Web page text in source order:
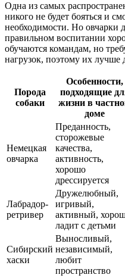
Одна из самых
никого не будет бояться и
необходимости. Но
правильном воспитании
обучаются командам, но
нагрузок, поэтому их лучше
Порода
собаки
Особенности,
подходящие
жизни в
доме
Немецкая
овчарка
Преданность,
сторожевые
качества,
активность,
хорошо
дрессируется
Лабрадор-
ретривер
Дружелюбный,
игривый,
активный,
ладит с детьми
Сибирский
хаски
Выносливый,
независимый,
любит
пространство